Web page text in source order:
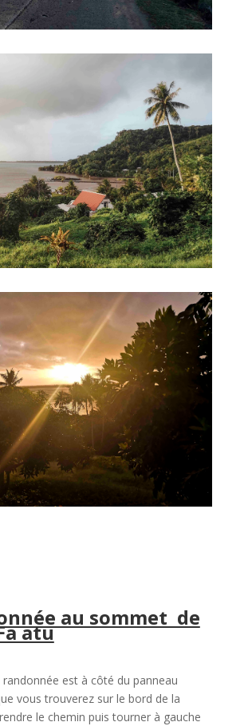
au sommet de
atu
est à côté du panneau
vous trouverez sur le bord de la
le chemin puis tourner à gauche